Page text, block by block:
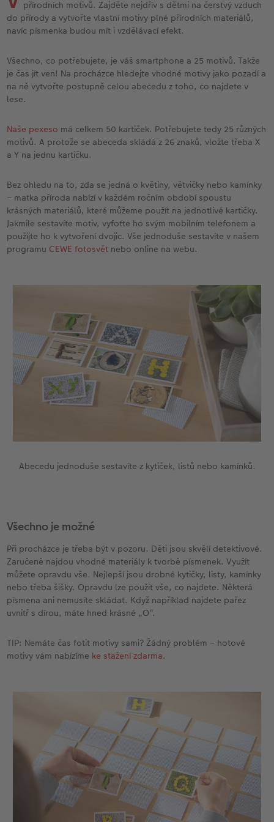
Panoramatické stránky
Ukázky fotoknih
Povrchová úprava
Garance spokojenosti
CEWE myPhotos
Art Collection
Novinky
CEWE foto ihned s textem
CEWE foto ihned s designem
Filmový pás
CEWE přání na počkání
Fotosety ihned
Vícedílné fotografie ihned
Velké formáty ihned
Koláž ihned
CEWE foto ihned
Little Prints
Fotobox
Art Prints
Rámy
Samolepky z fotky
CEWE myPhotos
Novinky
Akrylové sklo
Hliníková deska
Foto na dřevě
Gallery Print
Svatební cedule
Vícedílné obrazy
Fotokoláž
CEWE myPhotos
Novinky
Fotokoláž k výročí
Plakát s vyříznutou fotografií
Hry
Domácí mazlíčci
Škola a kancelář
Art Prints
Dárková krabička
CEWE FOTOKNIHA dětská
CEWE myPhotos
Novinky
Novinky
Cardholder
CEWE myPhotos
Novinky
Pohlednice s přímým odesláním
Karty
Pohlednice
Dětská přání
Další události
CEWE myPhotos
Inspirace pro váš domov
DIY
Fototipy
Designové fotoobrazy
Kronika roku
Fotografické soutěže
přírodních motivů. Zajděte nejdřív s dětmi na čerstvý vzduch
do přírody a vytvořte vlastní motivy plné přírodních materiálů,
navíc písmenka budou mít i vzdělávací efekt.
Všechno, co potřebujete, je váš smartphone a 25 motivů. Takže
je čas jít ven! Na procházce hledejte vhodné motivy jako pozadí a
na ně vytvořte postupně celou abecedu z toho, co najdete v
lese.
Naše pexeso má celkem 50 kartiček. Potřebujete tedy 25 různých
motivů. A protože se abeceda skládá z 26 znaků, vložte třeba X
a Y na jednu kartičku.
Bez ohledu na to, zda se jedná o květiny, větvičky nebo kamínky
– matka příroda nabízí v každém ročním období spoustu
krásných materiálů, které můžeme použít na jednotlivé kartičky.
Jakmile sestavíte motiv, vyfoťte ho svým mobilním telefonem a
použijte ho k vytvoření dvojic. Vše jednoduše sestavíte v našem
programu CEWE fotosvět nebo online na webu.
Abecedu jednoduše sestavíte z kytiček, listů nebo kamínků.
Všechno je možné
Při procházce je třeba být v pozoru. Děti jsou skvělí detektivové.
Zaručeně najdou vhodné materiály k tvorbě písmenek. Využít
můžete opravdu vše. Nejlepší jsou drobné kytičky, listy, kamínky
nebo třeba šišky. Opravdu lze použít vše, co najdete. Některá
písmena ani nemusíte skládat. Když například najdete pařez
uvnitř s dírou, máte hned krásné „O“.
TIP: Nemáte čas fotit motivy sami? Žádný problém – hotové
motivy vám nabízíme ke stažení zdarma.